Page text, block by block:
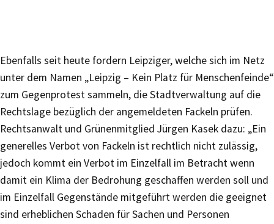
Ebenfalls seit heute fordern Leipziger, welche sich im Netz
unter dem Namen „Leipzig – Kein Platz für Menschenfeinde“
zum Gegenprotest sammeln, die Stadtverwaltung auf die
Rechtslage bezüglich der angemeldeten Fackeln prüfen.
Rechtsanwalt und Grünenmitglied Jürgen Kasek dazu: „Ein
generelles Verbot von Fackeln ist rechtlich nicht zulässig,
jedoch kommt ein Verbot im Einzelfall im Betracht wenn
damit ein Klima der Bedrohung geschaffen werden soll und
im Einzelfall Gegenstände mitgeführt werden die geeignet
sind erheblichen Schaden für Sachen und Personen